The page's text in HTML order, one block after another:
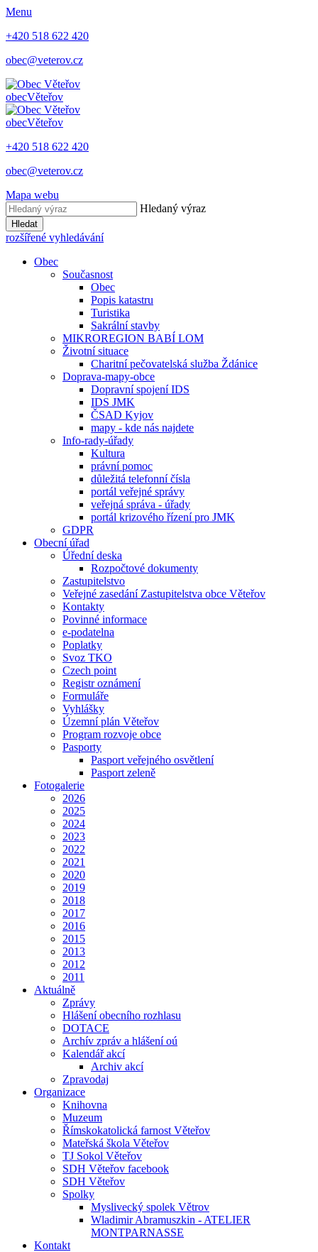
Menu
+420 518 622 420
obec@veterov.cz
obecVěteřov
obecVěteřov
+420 518 622 420
obec@veterov.cz
Mapa webu
Hledaný výraz
Hledat
rozšířené vyhledávání
Obec
Současnost
Obec
Popis katastru
Turistika
Sakrální stavby
MIKROREGION BABÍ LOM
Životní situace
Charitní pečovatelská služba Ždánice
Doprava-mapy-obce
Dopravní spojení IDS
IDS JMK
ČSAD Kyjov
mapy - kde nás najdete
Info-rady-úřady
Kultura
právní pomoc
důležitá telefonní čísla
portál veřejné správy
veřejná správa - úřady
portál krizového řízení pro JMK
GDPR
Obecní úřad
Úřední deska
Rozpočtové dokumenty
Zastupitelstvo
Veřejné zasedání Zastupitelstva obce Věteřov
Kontakty
Povinné informace
e-podatelna
Poplatky
Svoz TKO
Czech point
Registr oznámení
Formuláře
Vyhlášky
Územní plán Věteřov
Program rozvoje obce
Pasporty
Pasport veřejného osvětlení
Pasport zeleně
Fotogalerie
2026
2025
2024
2023
2022
2021
2020
2019
2018
2017
2016
2015
2013
2012
2011
Aktuálně
Zprávy
Hlášení obecního rozhlasu
DOTACE
Archív zpráv a hlášení oú
Kalendář akcí
Archiv akcí
Zpravodaj
Organizace
Knihovna
Muzeum
Římskokatolická farnost Věteřov
Mateřská škola Věteřov
TJ Sokol Věteřov
SDH Věteřov facebook
SDH Věteřov
Spolky
Myslivecký spolek Větrov
Wladimir Abramuszkin - ATELIER
MONTPARNASSE
Kontakt